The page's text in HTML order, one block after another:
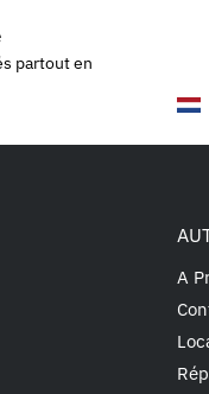
partout en
A